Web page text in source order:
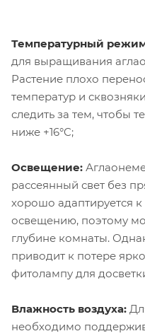
Температурный
для выращивания
Растение плохо
температур и
следить за тем, чтобы
ниже +16°C;
Освещение:
рассеянный свет без
хорошо адаптируется
освещению, поэтому
глубине комнаты.
приводит к потере
фитолампу для
Влажность воздуха:
необходимо